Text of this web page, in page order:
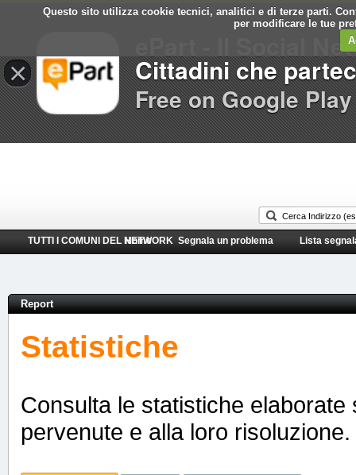
Questo sito utilizza cookie tecnici, analitici e di terze parti.
per modificare le tue
TUTTI I COMUNI DEL NETWORK
Home Segnala un problema Lista
Report
Statistiche
Consulta le statistiche
pervenute e alla loro risoluzione.
×
ePart - Il Social
Cittadini che
Free on Google Play